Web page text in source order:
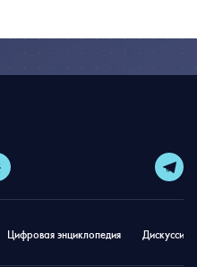
Цифровая энциклопедия